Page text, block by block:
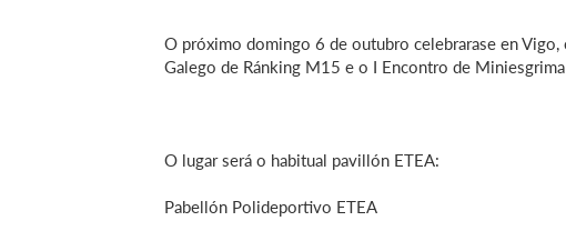
O próximo domingo 6 de outubro celebrarase en
Galego de Ránking M15 e o I Encontro de
O lugar será o habitual pavillón ETEA:
Pabellón Polideportivo ETEA